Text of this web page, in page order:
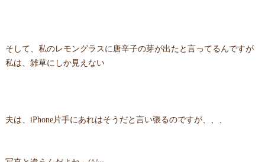
そして、私のレモングラスに唐辛子の芽が出たと言ってるんですが
私は、雑草にしか見えない
夫は、iPhone片手にあれはそうだと言い張るのですが、、、